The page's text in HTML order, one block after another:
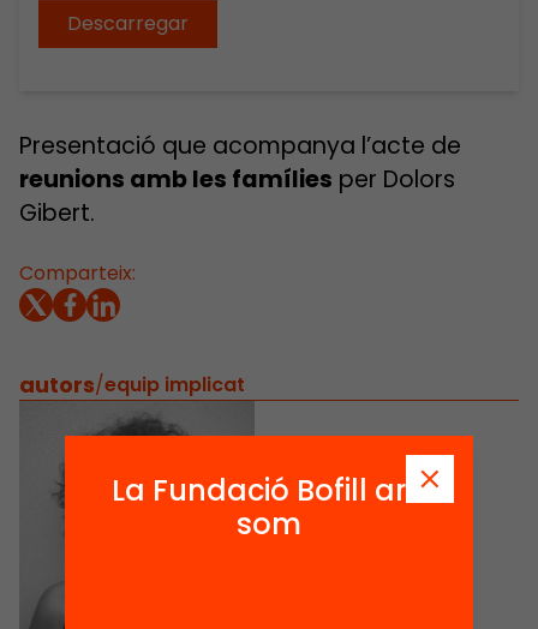
Descarregar
Comparteix:
Presentació que acompanya l’acte de
reunions amb les famílies per Dolors
Gibert.
autors/equip implicat
La Fundació Bofill ara
som